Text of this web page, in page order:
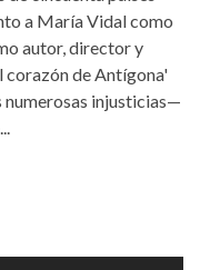
a María Vidal como
autor, director y
corazón de Antígona'
numerosas injusticias—